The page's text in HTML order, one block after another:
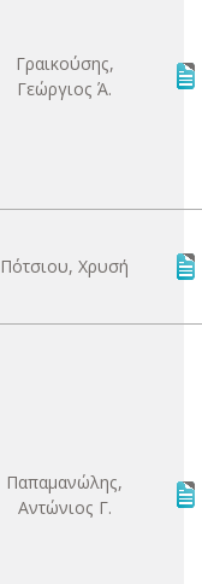
Γραικούσης,
Γεώργιος Ά.
Πότσιου, Χρυσή
Παπαμανώλης,
Αντώνιος Γ.